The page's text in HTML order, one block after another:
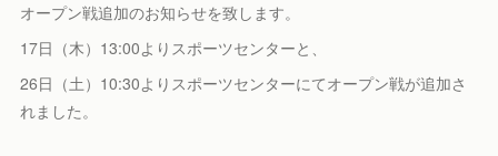
オープン戦追加のお知らせを致します。
17日（木）13:00よりスポーツセンターと、
26日（土）10:30よりスポーツセンターにてオープン戦が追加さ
れました。